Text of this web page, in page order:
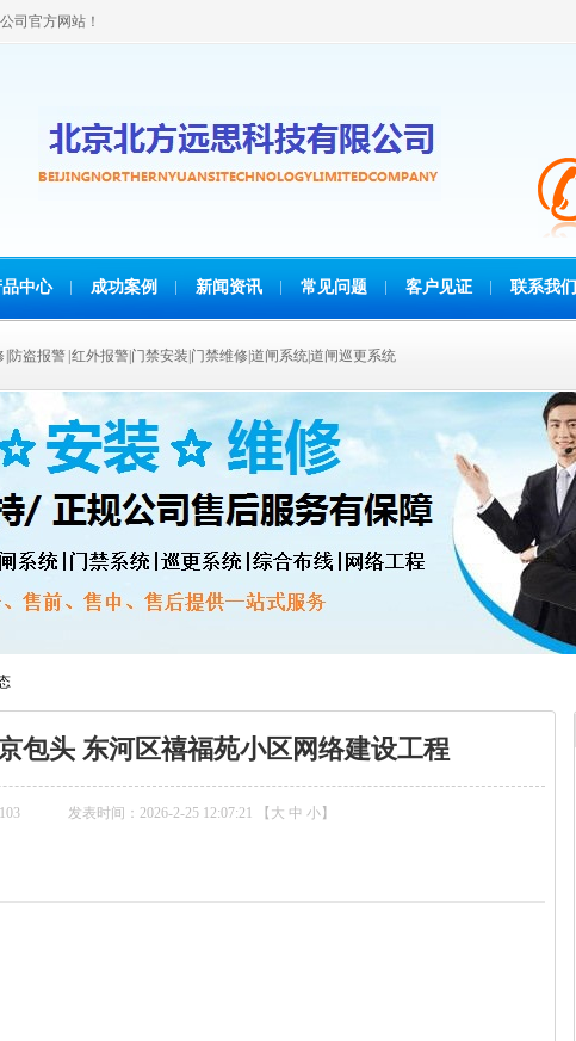
司官方网站！
品中心 成功案例 新闻资讯 常见问题 客户见证 联系我们
|防盗报警 | 红外报警|门禁安装|门禁维修|道闸系统|道闸巡更系统
包头 东河区禧福苑小区网络建设工程
103 发表时间：2026-2-25 12:07:21 【 大 中 小】